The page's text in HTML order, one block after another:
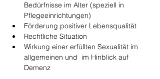
Bedürfnisse im Alter (speziell in
Pflegeeinrichtungen)
Förderung positiver Lebensqualität
Rechtliche Situation
Wirkung einer erfüllten Sexualität im
allgemeinen und  im Hinblick auf
Demenz